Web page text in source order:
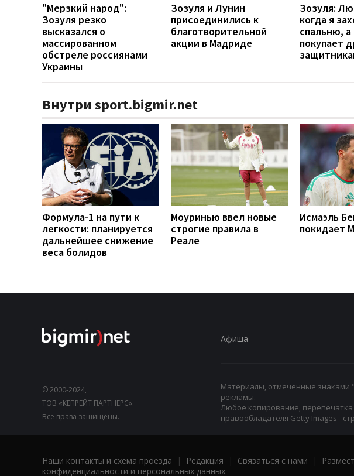
"Мерзкий народ":
Зозуля резко
высказался о
массированном
обстреле россиянами
Украины
Зозуля и Лунин
присоединились к
благотворительной
акции в Мадриде
Зозуля:
когда я
спальню,
покупает
Внутри sport.bigmir.net
Формула-1 на пути к
легкости: планируется
дальнейшее снижение
веса болидов
Моуринью ввел новые
строгие правила в
Реале
Исмаэль
покидает
© 2000-2024,
ТОВ «КЕПРЕЙТ ПАРТНЕРС».
Все права защищены.
Афиша
Материалы, отмеченные знаками
рекламы.
Любое копирование,
правообладателя Getty Images -
Наши контакты и схема проезда | Редакция | Связаться с нами |
конфиденциальности и персональных данных